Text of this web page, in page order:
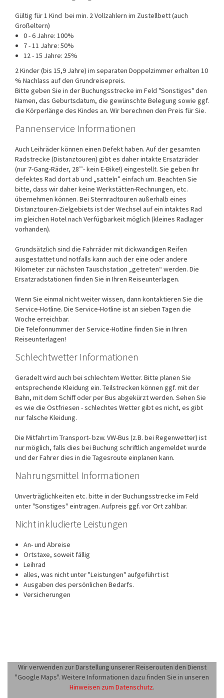
Gültig für 1 Kind bei min. 2 Vollzahlern im Zustellbett (auch
Großeltern)
0 - 6 Jahre: 100%
7 - 11 Jahre: 50%
12 - 15 Jahre: 25%
2 Kinder (bis 15,9 Jahre) im separaten Doppelzimmer erhalten 10
% Nachlass auf den Grundreisepreis.
Bitte geben Sie in der Buchungsstrecke im Feld "Sonstiges" den
Namen, das Geburtsdatum, die gewünschte Belegung sowie ggf.
die Körperlänge des Kindes an. Wir berechnen den Preis für Sie.
Pannenservice Informationen
Auch Leihräder können einen Defekt haben. Auf der gesamten
Radstrecke (Distanztouren) gibt es daher intakte Ersatzräder
(nur 7-Gang-Räder, 28’’- kein E-Bike!) eingestellt. Sie geben Ihr
defektes Rad dort ab und „satteln” einfach um. Beachten Sie
bitte, dass wir daher keine Werkstätten-Rechnungen, etc.
übernehmen können. Bei Sternradtouren außerhalb eines
Distanztouren-Zielgebiets ist der Wechsel auf ein intaktes Rad
im gleichen Hotel nach Verfügbarkeit möglich (kleines Radlager
vorhanden).
Grundsätzlich sind die Fahrräder mit dickwandigen Reifen
ausgestattet und notfalls kann auch der eine oder andere
Kilometer zur nächsten Tauschstation „getreten“ werden. Die
Ersatzradstationen finden Sie in Ihren Reiseunterlagen.
Wenn Sie einmal nicht weiter wissen, dann kontaktieren Sie die
Service-Hotline. Die Service-Hotline ist an sieben Tagen die
Woche erreichbar.
Die Telefonnummer der Service-Hotline finden Sie in Ihren
Reiseunterlagen!
Schlechtwetter Informationen
Geradelt wird auch bei schlechtem Wetter. Bitte planen Sie
entsprechende Kleidung ein. Teilstrecken können ggf. mit der
Bahn, mit dem Schiff oder per Bus abgekürzt werden. Sehen Sie
es wie die Ostfriesen - schlechtes Wetter gibt es nicht, es gibt
nur falsche Kleidung.
Die Mitfahrt im Transport- bzw. VW-Bus (z.B. bei Regenwetter) ist
nur möglich, falls dies bei Buchung schriftlich angemeldet wurde
und der Fahrer dies in die Tagesroute einplanen kann.
Nahrungsmittel Informationen
Unverträglichkeiten etc. bitte in der Buchungsstrecke im Feld
unter "Sonstiges" eintragen. Aufpreis ggf. vor Ort zahlbar.
Nicht inkludierte Leistungen
An- und Abreise
Ortstaxe, soweit fällig
Leihrad
alles, was nicht unter "Leistungen" aufgeführt ist
Ausgaben des persönlichen Bedarfs.
Versicherungen
Wir verwenden zur Darstellung unserer Reiserouten den Dienst
"Google Maps". Weitere Informationen dazu finden Sie in unseren
Hinweisen zum Datenschutz.